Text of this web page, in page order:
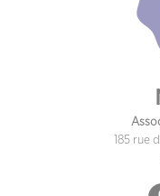
185 rue